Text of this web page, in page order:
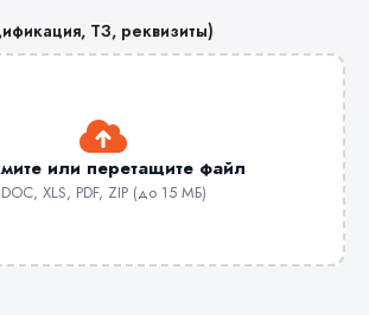
ТЗ, реквизиты)
или перетащите файл
DOC, XLS, PDF, ZIP (до 15 МБ)